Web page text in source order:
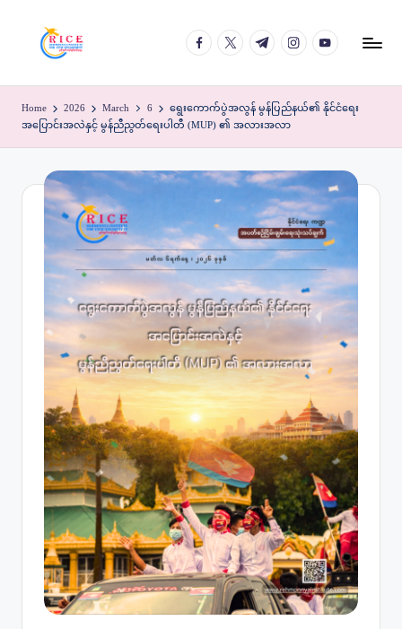
facebook.com
twitter.com
t.me instagram.com
youtube.com
Home 2026 March 6
ရွေးကောက်ပွဲအလွန် မွန်ပြည်နယ်၏ နိုင်ငံရေး
အပြောင်းအလဲနှင့် မွန်ညီညွတ်ရေးပါတီ (MUP) ၏ အလားအလာ